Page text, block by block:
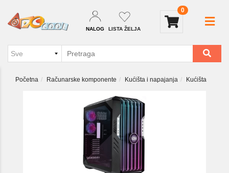
NALOG LISTA ŽELJA
0
Početna Računarske komponente Kućišta i napajanja Kućišta